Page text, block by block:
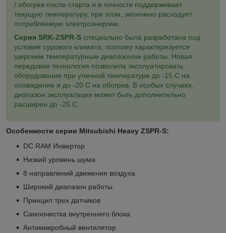
/ обогрев после старта и в точности поддерживает
текущую температуру, при этом, экономно расходует
потребляемую электроэнергию.
Серия SRK-ZSPR-S специально была разработана под
условия сурового климата, поэтому характеризуется
широким температурным диапазоном работы. Новая
передовая технология позволила эксплуатировать
оборудование при уличной температуре до -15 C на
охлаждение и до -20 С на обогрев. В особых случаях,
диапазон эксплуатации может быть дополнительно
расширен до -25 C.
Особенности серии Mitsubishi Heavy ZSPR-S:
DC RAM Инвертор
Низкий уровень шума
8 направлений движения воздуха
Широкий диапазон работы
Принцип трех датчиков
Самоочистка внутреннего блока
Антимикробный вентилятор